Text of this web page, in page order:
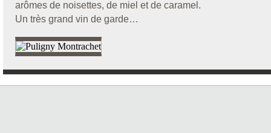
arômes de noisettes, de miel et de caramel.
Un très grand vin de garde…